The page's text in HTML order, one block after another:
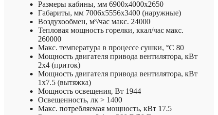
Размеры кабины, мм 6900х4000х2650
Габариты, мм 7006х5556х3400 (наружные)
Воздухообмен, м³/час макс. 24000
Тепловая мощность горелки, ккал/час макс.
260000
Макс. температура в процессе сушки, °C 80
Мощность двигателя привода вентилятора, кВт
2х4 (приток)
Мощность двигателя привода вентилятора, кВт
1х7.5 (вытяжка)
Мощность освещения, Вт 1944
Освещенность, лк > 1400
Макс. потребляемая мощность, кВт 17.5